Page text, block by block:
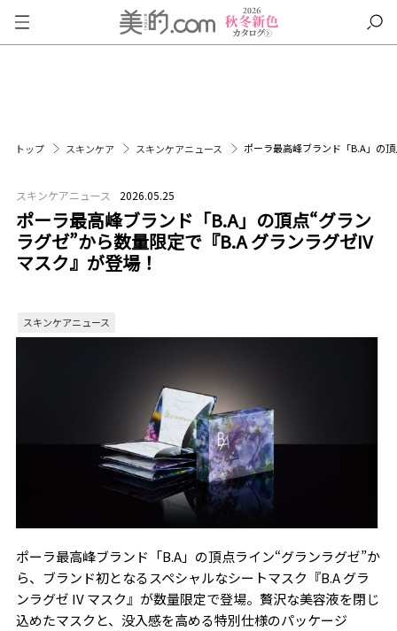
トップ スキンケア スキンケアニュース ポーラ最高峰ブランド「B.A」の
スキンケアニュース 2026.05.25
ポーラ最高峰ブランド「B.A」の頂点“グラン
ラグゼ”から数量限定で『B.A グランラグゼIV
マスク』が登場！
スキンケアニュース
ポーラ最高峰ブランド「B.A」の頂点ライン“グランラグゼ”か
ら、ブランド初となるスペシャルなシートマスク『B.A グラ
ンラグゼ IV マスク』が数量限定で登場。贅沢な美容液を閉じ
込めたマスクと、没入感を高める特別仕様のパッケージ